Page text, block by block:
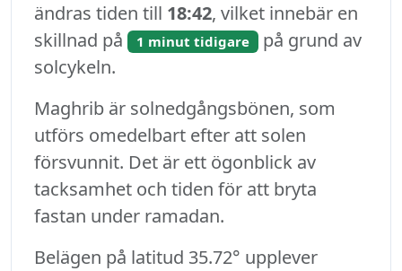
ändras tiden till 18:42, vilket innebär en
skillnad på
1 minut tidigare på grund av
solcykeln.
Maghrib är solnedgångsbönen, som
utförs omedelbart efter att solen
försvunnit. Det är ett ögonblick av
tacksamhet och tiden för att bryta
fastan under ramadan.
Belägen på latitud 35.72° upplever